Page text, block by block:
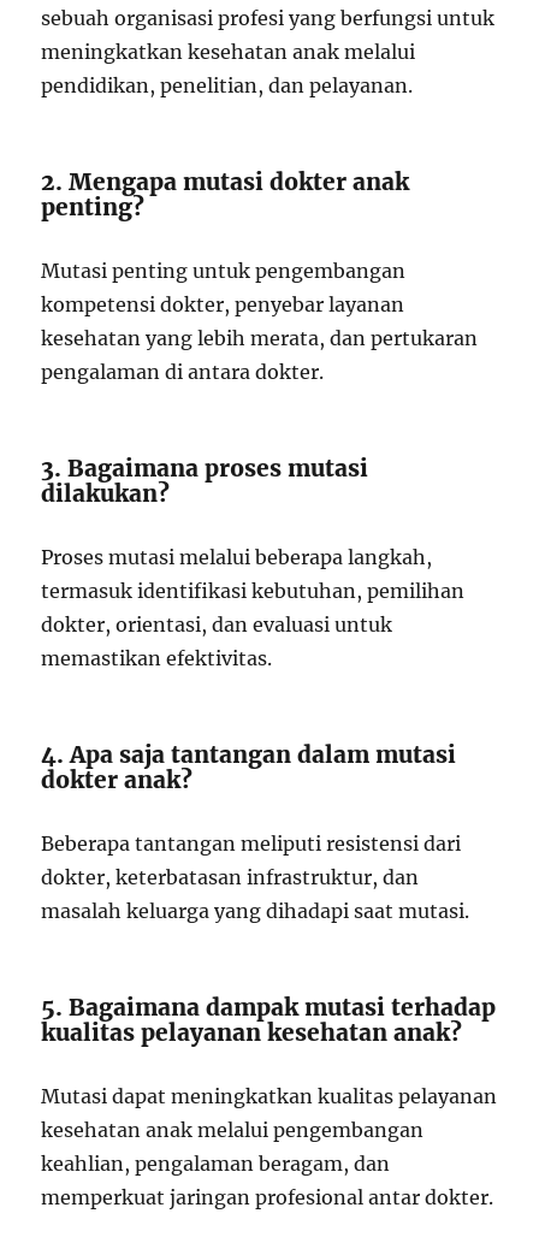
sebuah organisasi profesi yang berfungsi untuk
meningkatkan kesehatan anak melalui
pendidikan, penelitian, dan pelayanan.
2. Mengapa mutasi dokter anak
penting?
Mutasi penting untuk pengembangan
kompetensi dokter, penyebar layanan
kesehatan yang lebih merata, dan pertukaran
pengalaman di antara dokter.
3. Bagaimana proses mutasi
dilakukan?
Proses mutasi melalui beberapa langkah,
termasuk identifikasi kebutuhan, pemilihan
dokter, orientasi, dan evaluasi untuk
memastikan efektivitas.
4. Apa saja tantangan dalam mutasi
dokter anak?
Beberapa tantangan meliputi resistensi dari
dokter, keterbatasan infrastruktur, dan
masalah keluarga yang dihadapi saat mutasi.
5. Bagaimana dampak mutasi terhadap
kualitas pelayanan kesehatan anak?
Mutasi dapat meningkatkan kualitas pelayanan
kesehatan anak melalui pengembangan
keahlian, pengalaman beragam, dan
memperkuat jaringan profesional antar dokter.